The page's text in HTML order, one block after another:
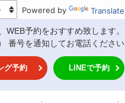
Powered by Translate
WEB予約をおすすめ致します。
番号を通知してお電話ください
グ予約 LINEで予約